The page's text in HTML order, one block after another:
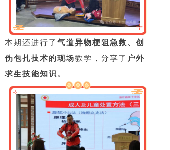
本期还进行了气道异物梗阻急救、创
伤包扎技术的现场教学，分享了 户外
求生技能知识。